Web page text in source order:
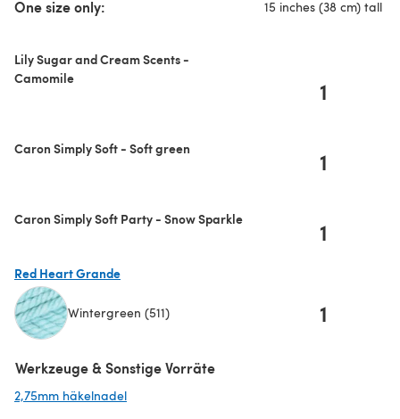
One size only: 15 inches (38 cm) tall
Lily Sugar and Cream Scents -
Camomile
1
Caron Simply Soft - Soft green 1
Caron Simply Soft Party - Snow Sparkle 1
Red Heart Grande
Wintergreen (511) 1
Werkzeuge & Sonstige Vorräte
2,75mm häkelnadel